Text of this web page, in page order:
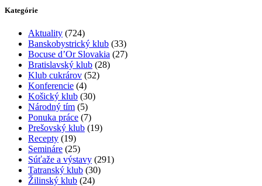
Kategórie
Aktuality (724)
Banskobystrický klub (33)
Bocuse d’Or Slovakia (27)
Bratislavský klub (28)
Klub cukrárov (52)
Konferencie (4)
Košický klub (30)
Národný tím (5)
Ponuka práce (7)
Prešovský klub (19)
Recepty (19)
Semináre (25)
Súťaže a výstavy (291)
Tatranský klub (30)
Žilinský klub (24)